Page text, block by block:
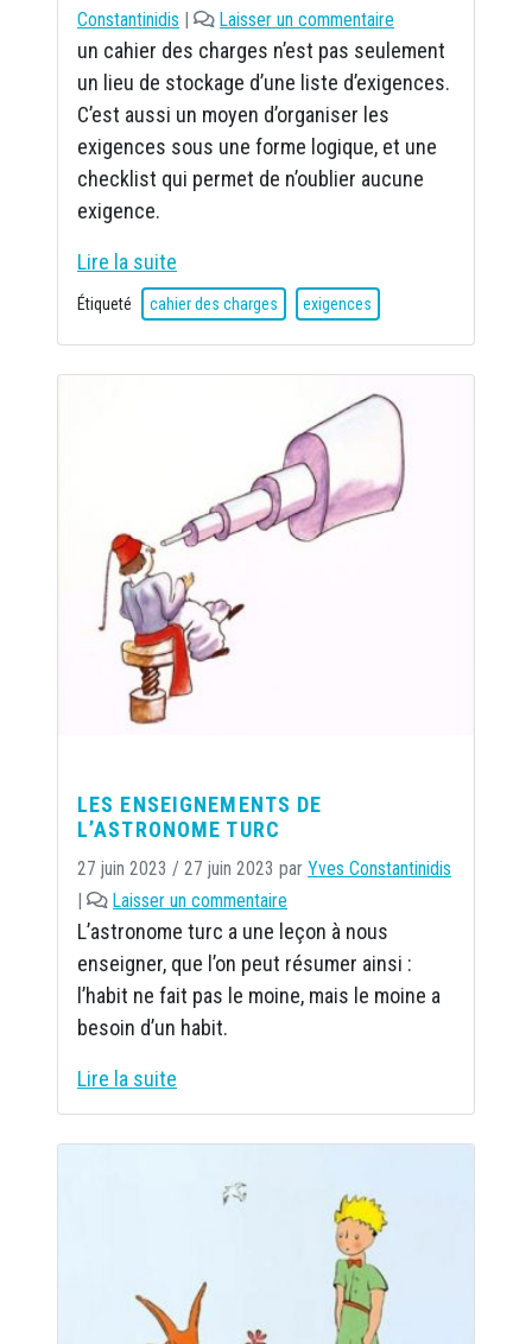
Constantinidis | Laisser un commentaire
un cahier des charges n’est pas seulement
un lieu de stockage d’une liste d’exigences.
C’est aussi un moyen d’organiser les
exigences sous une forme logique, et une
checklist qui permet de n’oublier aucune
exigence.
Lire la suite
Étiqueté cahier des charges exigences
LES ENSEIGNEMENTS DE
L’ASTRONOME TURC
27 juin 2023 / 27 juin 2023 par Yves Constantinidis
|
Laisser un commentaire
L’astronome turc a une leçon à nous
enseigner, que l’on peut résumer ainsi :
l’habit ne fait pas le moine, mais le moine a
besoin d’un habit.
Lire la suite